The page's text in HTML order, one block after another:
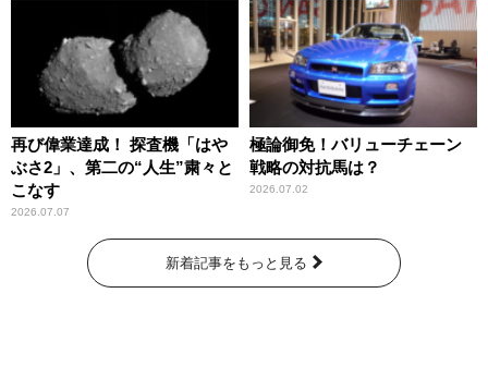
再び偉業達成！ 探査機「はや
ぶさ2」、第二の“人生”粛々と
こなす
2026.07.07
極論御免！バリューチェーン
戦略の対抗馬は？
2026.07.02
新着記事をもっと見る